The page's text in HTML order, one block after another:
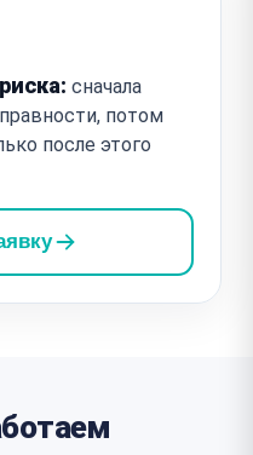
сначала
потом
после этого